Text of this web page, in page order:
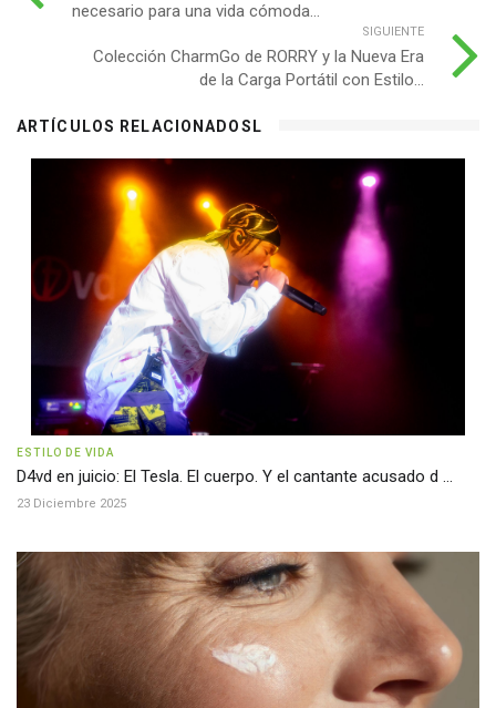
necesario para una vida cómoda...
SIGUIENTE
Colección CharmGo de RORRY y la Nueva Era
de la Carga Portátil con Estilo...
ARTÍCULOS RELACIONADOSL
ESTILO DE VIDA
D4vd en juicio: El Tesla. El cuerpo. Y el cantante acusado d ...
23 Diciembre 2025